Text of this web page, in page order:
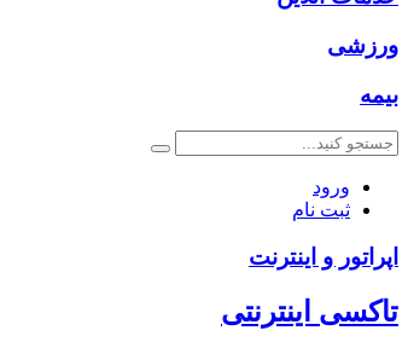
ورزشی
بیمه
ورود
ثبت نام
اپراتور و اینترنت
تاکسی اینترنتی